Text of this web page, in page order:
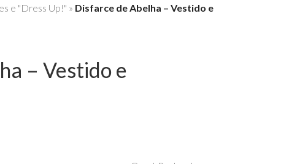
e "Dress Up!" » Disfarce de Abelha – Vestido e
– Vestido e